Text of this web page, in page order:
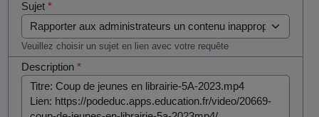
Sujet*
Veuillez choisir un sujet en lien avec votre requête
Description*